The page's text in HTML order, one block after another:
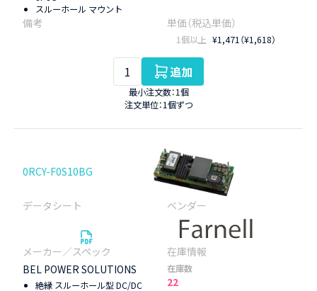
スルーホール マウント
1個以上 ¥1,471（¥1,618）
追加
最小注文数：1個
注文単位：1個ずつ
0RCY-F0S10BG
BEL POWER SOLUTIONS
絶縁 スルーホール型 DC/DC
在庫数
22